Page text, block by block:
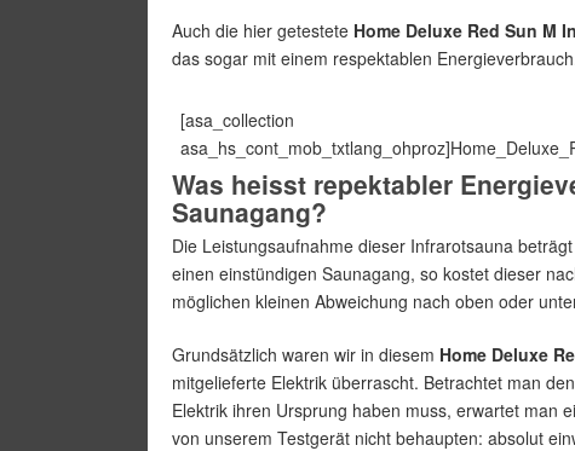
Auch die hier getestete Home Deluxe Red Sun M
das sogar mit einem respektablen
[asa_collection
Was heisst repektabler
Saunagang?
Die Leistungsaufnahme dieser Infrarotsauna
einen einstündigen Saunagang, so kostet dieser
möglichen kleinen Abweichung nach oben oder
Grundsätzlich waren wir in diesem Home Deluxe
mitgelieferte Elektrik überrascht. Betrachtet man
Elektrik ihren Ursprung haben muss, erwartet man
von unserem Testgerät nicht behaupten: absolut